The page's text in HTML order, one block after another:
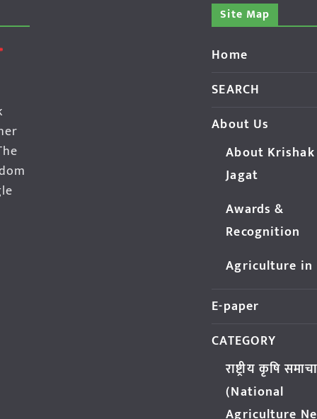
Site Map
Home
SEARCH
About Us
About Krishak
Jagat
Awards &
Recognition
Agriculture in
E-paper
CATEGORY
राष्ट्रीय कृषि
(National